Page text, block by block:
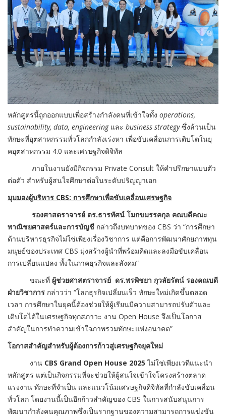
หลักสูตรนี้ถูกออกแบบเพื่อสร้างกำลังคนที่เข้าใจทั้ง operations,
sustainability, data, engineering และ business strategy ซึ่งล้วนเป็น
ทักษะที่อุตสาหกรรมทั่วโลกกำลังเร่งหา เพื่อขับเคลื่อนการเติบโตในยุ
คอุตสาหกรรม 4.0 และเศรษฐกิจดิจิทัล
ภายในงานยังมีกิจกรรม Private Consult ให้คำปรึกษาแบบตัว
ต่อตัว สำหรับผู้สนใจศึกษาต่อในระดับปริญญาเอก
มุมมองผู้บริหาร CBS: การศึกษาเพื่อขับเคลื่อนเศรษฐกิจ
รองศาสตราจารย์ ดร.ธารทัศน์ โมกขมรรคกุล คณบดีคณะ
พาณิชยศาสตร์และการบัญชี กล่าวถึงบทบาทของ CBS ว่า “การศึกษา
ด้านบริหารธุรกิจไม่ใช่เพียงเรื่องวิชาการ แต่คือการพัฒนาศักยภาพทุน
มนุษย์ของประเทศ CBS มุ่งสร้างผู้นำที่พร้อมคิดและลงมือขับเคลื่อน
การเปลี่ยนแปลง ทั้งในภาคธุรกิจและสังคม”
ขณะที่ ผู้ช่วยศาสตราจารย์ ดร.พรพิชยา กุวลัยรัตน์ รองคณบดี
ฝ่ายวิชาการ กล่าวว่า “โลกธุรกิจเปลี่ยนเร็ว ทักษะใหม่เกิดขึ้นตลอด
เวลา การศึกษาในยุคนี้ต้องช่วยให้ผู้เรียนมีความสามารถปรับตัวและ
เติบโตได้ในเศรษฐกิจทุกสภาวะ งาน Open House จึงเป็นโอกาส
สำคัญในการทำความเข้าใจภาพรวมทักษะแห่งอนาคต”
โอกาสสำคัญสำหรับผู้ต้องการก้าวสู่เศรษฐกิจยุคใหม่
งาน CBS Grand Open House 2025 ไม่ใช่เพียงเวทีแนะนำ
หลักสูตร แต่เป็นกิจกรรมที่จะช่วยให้ผู้สนใจเข้าใจโครงสร้างตลาด
แรงงาน ทักษะที่จำเป็น และแนวโน้มเศรษฐกิจดิจิทัลที่กำลังขับเคลื่อน
ทั่วโลก โดยงานนี้เป็นอีกก้าวสำคัญของ CBS ในการสนับสนุนการ
พัฒนากำลังคนคุณภาพซึ่งเป็นรากฐานของความสามารถการแข่งขัน